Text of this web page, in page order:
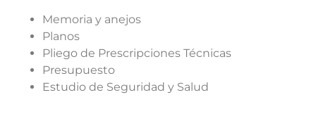
Memoria y anejos
Planos
Pliego de Prescripciones Técnicas
Presupuesto
Estudio de Seguridad y Salud